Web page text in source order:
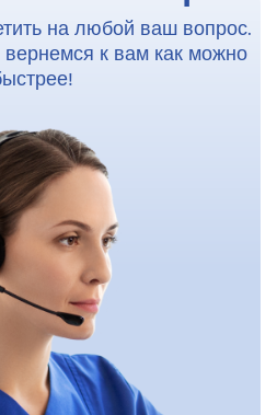
на любой ваш вопрос.
к вам как можно